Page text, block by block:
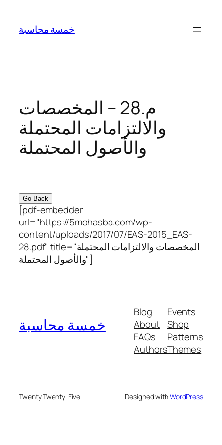
content
خمسة محاسبة
م.28 – المخصصات
والالتزامات المحتملة
والأصول المحتملة
Go Back
[pdf-embedder
url="https://5mohasba.com/wp-
content/uploads/2017/07/EAS-2015_EAS-
28.pdf" title="المخصصات والالتزامات المحتملة
والأصول المحتملة"]
خمسة محاسبة
Blog
About
FAQs
Authors
Events
Shop
Patterns
Themes
Twenty Twenty-Five Designed withWordPress